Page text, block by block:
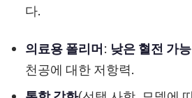
다.
의료용 폴리머: 낮은 혈전 가
천공에 대한 저항력.